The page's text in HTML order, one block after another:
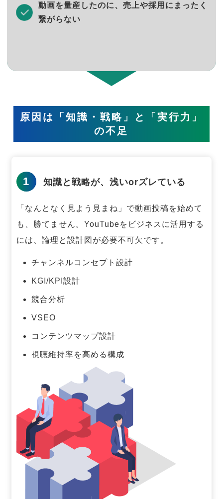
動画を量産したのに、売上や採用にまったく
繋がらない
原因は「知識・戦略」と「実行力」
の不足
1 知識と戦略が、浅いorズレている
「なんとなく見よう見まね」で動画投稿を始めて
も、勝てません。 YouTubeをビジネスに活用する
には、論理と設計図が必要不可欠です。
チャンネルコンセプト設計
KGI/KPI設計
競合分析
VSEO
コンテンツマップ設計
視聴維持率を高める構成